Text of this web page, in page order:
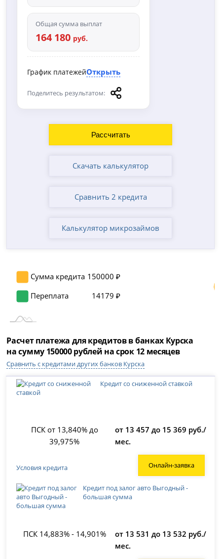
Общая сумма выплат
164 180 руб.
График платежейОткрыть
Поделитесь результатом:
Скачать калькулятор
Сравнить 2 кредита
Калькулятор микрозаймов
Сумма кредита 150000 ₽
Переплата
14179 ₽
Расчет платежа для кредитов в банках Курска
на сумму 150000 рублей на срок 12 месяцев
Сравнить с кредитами других банков Курска
Кредит со сниженной ставкой
ПСК от 13,840% до
39,975%
от 13 457 до 15 369 руб./
мес.
Условия кредита Онлайн-заявка
Кредит под залог авто Выгодный -
большая сумма
ПСК 14,883% - 14,901%
от 13 531 до 13 532 руб./
мес.